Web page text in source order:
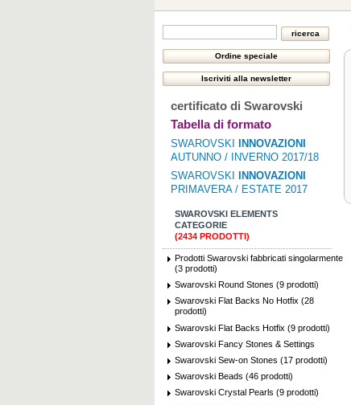
certificato di Swarovski
Tabella di formato
SWAROVSKI
INNOVAZIONI
AUTUNNO / INVERNO 2017/18
SWAROVSKI
INNOVAZIONI
PRIMAVERA / ESTATE 2017
SWAROVSKI ELEMENTS
CATEGORIE
(2434 PRODOTTI)
Prodotti Swarovski fabbricati singolarmente
(3 prodotti)
Swarovski Round Stones (9 prodotti)
Swarovski Flat Backs No Hotfix (28
prodotti)
Swarovski Flat Backs Hotfix (9 prodotti)
Swarovski Fancy Stones & Settings
Swarovski Sew-on Stones (17 prodotti)
Swarovski Beads (46 prodotti)
Swarovski Crystal Pearls (9 prodotti)